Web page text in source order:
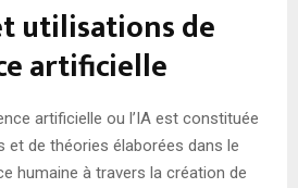
utilisations de
artificielle
artificielle ou l’IA est constituée
et de théories élaborées dans le
humaine à travers la création de